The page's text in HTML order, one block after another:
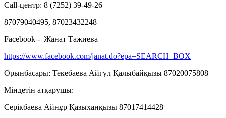
Call-центр: 8 (7252) 39-49-26
87079040495, 87023432248
Facebook - Жанат Тажиева
https://www.facebook.com/janat.do?epa=SEARCH_BOX
Орынбасары: Текебаева Айгүл Қалыбайқызы 87020075808
Міндетін атқарушы:
Серікбаева Айнұр Қазыханқызы 87017414428